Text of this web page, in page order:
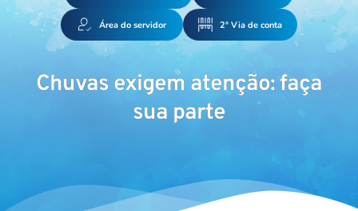
Área do servidor 2ª Via de conta
Chuvas exigem atenção: faça
sua parte